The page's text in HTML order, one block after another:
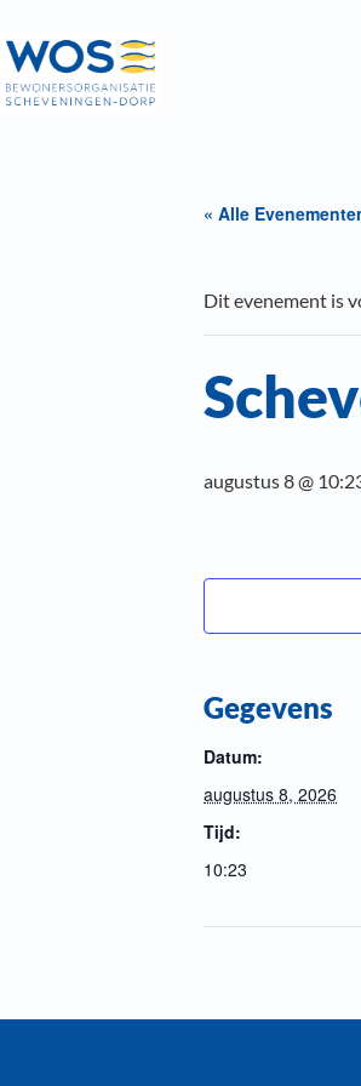
« Alle
Dit evenement is
augustus 8 @
Gegevens
Datum:
augustus 8, 2026
Tijd:
10:23